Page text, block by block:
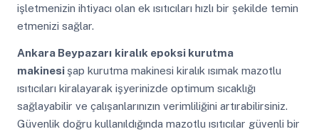
işletmenizin ihtiyacı olan ek ısıtıcıları hızlı bir şekilde temin
etmenizi sağlar.
Ankara Beypazarı kiralık epoksi kurutma
makinesi şap kurutma makinesi kiralık ısımak mazotlu
ısıtıcıları kiralayarak işyerinizde optimum sıcaklığı
sağlayabilir ve çalışanlarınızın verimliliğini artırabilirsiniz.
Güvenlik doğru kullanıldığında mazotlu ısıtıcılar güvenli bir